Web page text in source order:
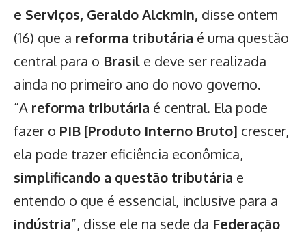
e Serviços, Geraldo Alckmin, disse ontem
(16) que a reforma tributária é uma questão
central para o Brasil e deve ser realizada
ainda no primeiro ano do novo governo.
“A reforma tributária é central. Ela pode
fazer o PIB [Produto Interno Bruto] crescer,
ela pode trazer eficiência econômica,
simplificando a questão tributária e
entendo o que é essencial, inclusive para a
indústria”, disse ele na sede da Federação